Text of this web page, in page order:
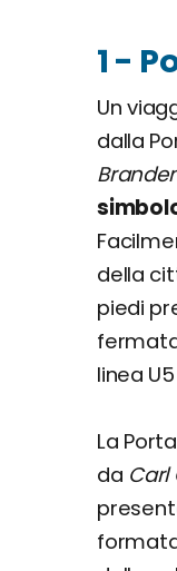
1 -
Un
dalla
della
piedi
linea
La
da Carl